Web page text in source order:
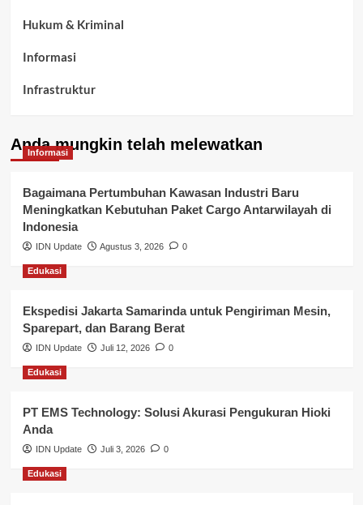
Hukum & Kriminal
Informasi
Infrastruktur
Kepegawaian & ASN Banyuasin
Kesehatan
Keuangan
Lalu Lintas
Layanan Publik Kabupaten Banyuasin
Nasional
Pemerintahan
Pendidikan
Perbankan & Keuangan
Perpajakan & Keuangan
Anda mungkin telah melewatkan
Informasi
Bagaimana Pertumbuhan Kawasan Industri Baru
Meningkatkan Kebutuhan Paket Cargo Antarwilayah di
Indonesia
IDN Update Agustus 3, 2026 0
Edukasi
Ekspedisi Jakarta Samarinda untuk Pengiriman Mesin,
Sparepart, dan Barang Berat
IDN Update Juli 12, 2026 0
Edukasi
PT EMS Technology: Solusi Akurasi Pengukuran Hioki
Anda
IDN Update Juli 3, 2026 0
Edukasi